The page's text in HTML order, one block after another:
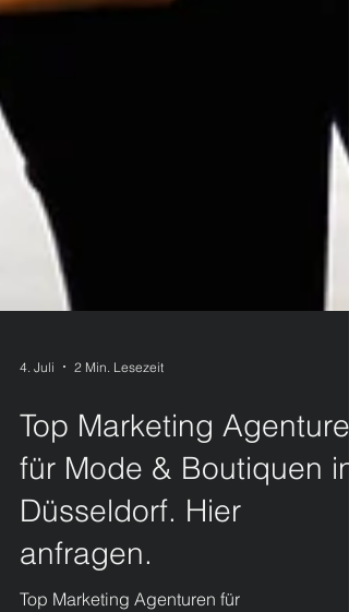
4. Juli
Top Marketing Agenturen
für Mode & Boutiquen in
Düsseldorf. Hier